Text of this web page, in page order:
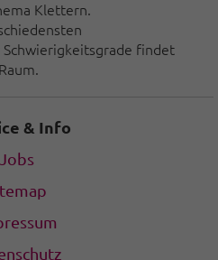
Klettern.
findet
& Info
Jobs